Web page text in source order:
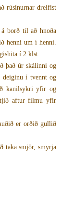
rúsínurnar dreifist
borð til að hnoða
henni um í henni.
í 2 klst.
það úr skálinni og
í tvennt og
kanilsykri yfir og
aftur filmu yfir
er orðið gullið
taka smjör, smyrja